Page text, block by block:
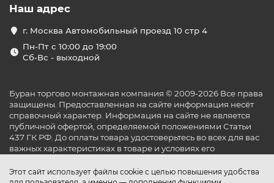
Этот сайт использует файлы cookie с целью повышения удобства
Наш адрес
г. Москва Автомобильный проезд 10 стр 4
Пн-Пт с 10:00 до 19:00
Сб-Вс - выходной
Буран торгово монтажная компания © 2009-2026 Все права
защищены. Предоставленная на сайте информация несёт
справочный характер. Информация на сайте не является
публичной офертой, определяемой положениями Статьи
437 ГК РФ. До оплаты товара удостоверьтесь во всех для вас
важных характеристиках в товаре и условиях его